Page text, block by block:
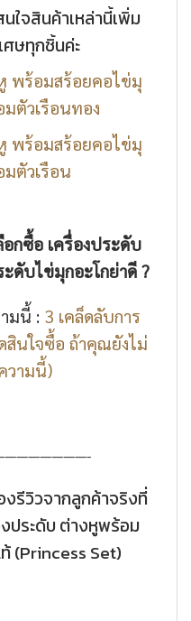
ใจสินค้าเหล่านี้เพิ่ม
ศษทุกชิ้นค่ะ
พร้อมสร้อยคอไข่มุ
มตัวเรือนทอง
พร้อมสร้อยคอไข่มุ
มตัวเรือน
อกซื้อ เครื่องประดับ
ดับไข่มุกอะโกย่าดี ?
มนี้ : 3 เคล็ดลับการ
สินใจซื้อ ถ้าคุณยังไม่
วามนี้)
งรีวิวจากลูกค้าจริงที่
ประดับ ต่างหูพร้อม
(Princess Set)